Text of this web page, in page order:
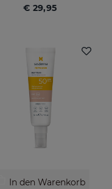
€ 29,95
In den Warenkorb